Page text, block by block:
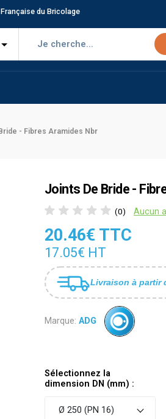
du Bricolage
- Fibres Aramides Nbr
Joints De Bride -
(0) Aucun
20.46€ TTC
17.05€ HT
Livraison à partir
Marque: ADG
Sélectionnez la
dimension DN (mm) :
Ø 250 (PN 16)